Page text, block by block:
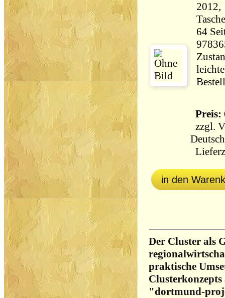
64 Seiten
Preis:
zzgl.
in den
Der Cluster als
praktische
Clusterkonzepts
"dortmund-